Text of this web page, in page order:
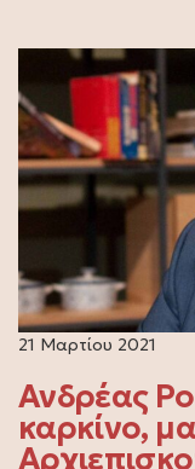
21 Μαρτίου 2021
Ανδρέας
καρκίνο,